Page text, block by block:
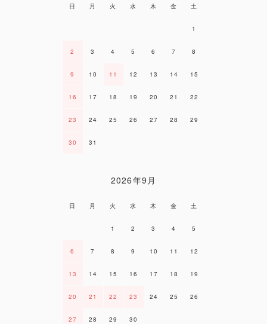
日 月 火 水 木 金 土
1
2 3 4 5 6 7 8
9 10 11 12 13 14 15
16 17 18 19 20 21 22
23 24 25 26 27 28 29
30 31
2026年9月
日 月 火 水 木 金 土
1 2 3 4 5
6 7 8 9 10 11 12
13 14 15 16 17 18 19
20 21 22 23 24 25 26
27 28 29 30